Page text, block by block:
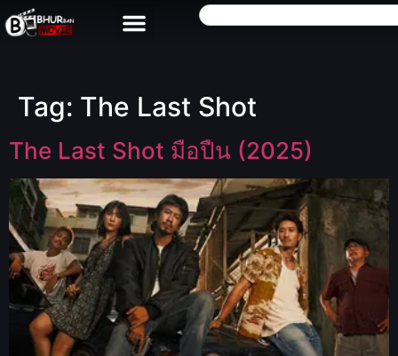
Tag: The Last Shot
The Last Shot มือปืน (2025)